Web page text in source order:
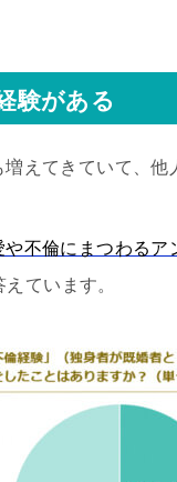
験がある
えてきていて、他
不倫にまつわるア
えています。